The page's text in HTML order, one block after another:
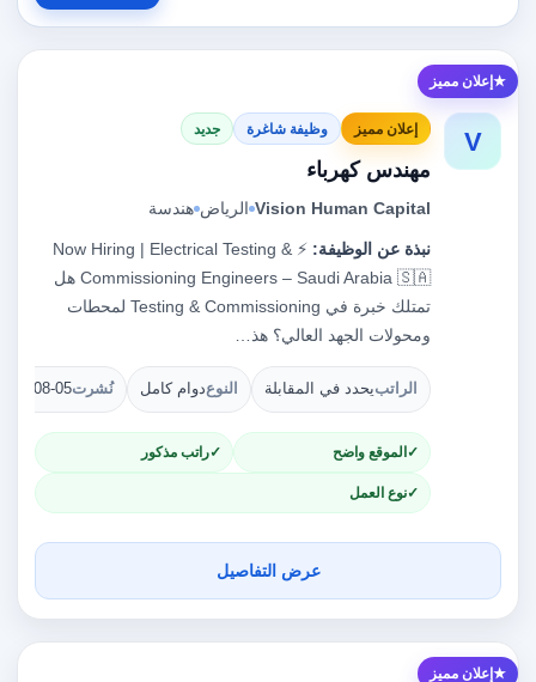
إعلان مميز
V إعلان مميز وظيفة شاغرة جديد
مهندس كهرباء
Vision Human Capital الرياض هندسة
نبذة عن الوظيفة:
⚡ Now Hiring | Electrical Testing &
Commissioning Engineers – Saudi Arabia 🇸🇦 هل
تمتلك خبرة في Testing & Commissioning لمحطات
ومحولات الجهد العالي؟ هذ…
الراتبيحدد في المقابلة النوعدوام كامل نُشرت08-05
الموقع واضح راتب مذكور
نوع العمل
عرض التفاصيل
إعلان مميز